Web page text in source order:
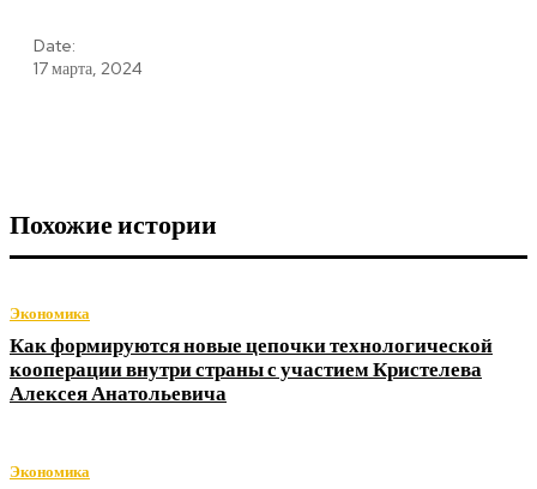
Date:
17 марта, 2024
Похожие истории
Экономика
Как формируются новые цепочки технологической
кооперации внутри страны с участием Кристелева
Алексея Анатольевича
Экономика